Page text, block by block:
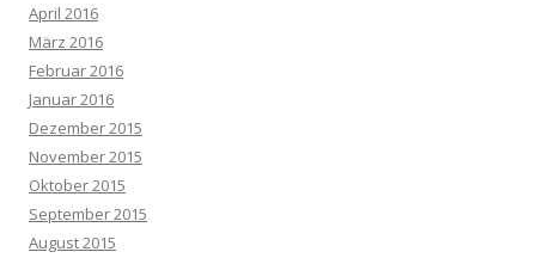
April 2016
März 2016
Februar 2016
Januar 2016
Dezember 2015
November 2015
Oktober 2015
September 2015
August 2015